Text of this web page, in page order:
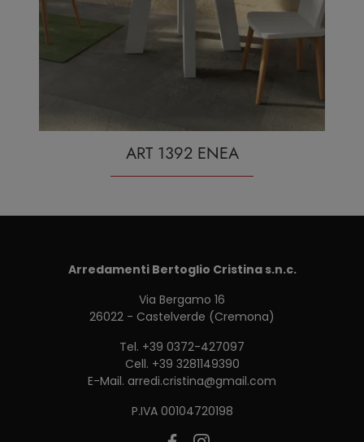
ART 1392 ENEA
Arredamenti Bertoglio Cristina s.n.c.
Via Bergamo 16
26022 - Castelverde (Cremona)
Tel. +39 0372-427097
Cell. +39 3281149390
E-Mail. arredi.cristina@gmail.com
P.IVA 00104720198